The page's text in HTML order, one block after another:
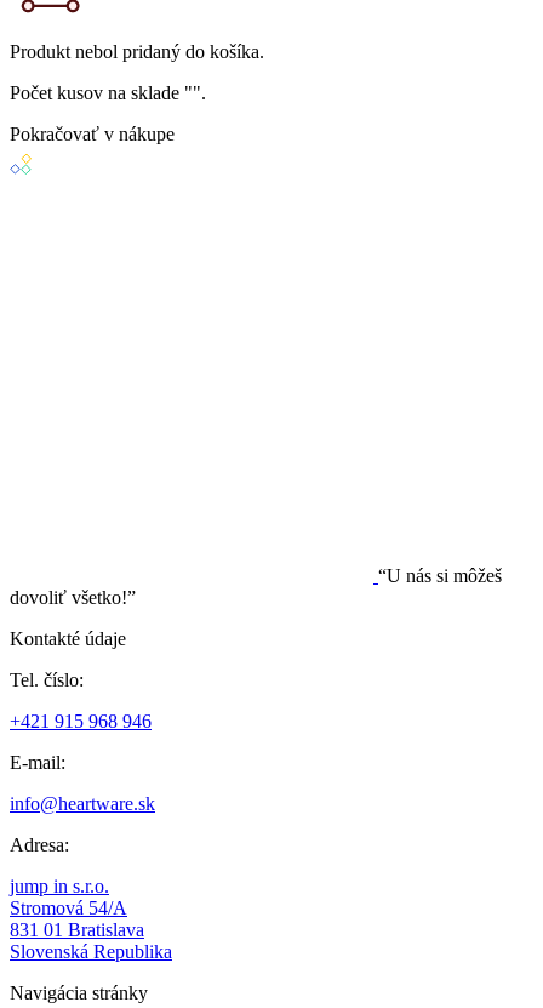
Produkt nebol pridaný do košíka.
Počet kusov na sklade "".
Pokračovať v nákupe
“U nás si môžeš
dovoliť všetko!”
Kontakté údaje
Tel. číslo:
+421 915 968 946
E-mail:
info@heartware.sk
Adresa:
jump in s.r.o.
Stromová 54/A
831 01 Bratislava
Slovenská Republika
Navigácia stránky